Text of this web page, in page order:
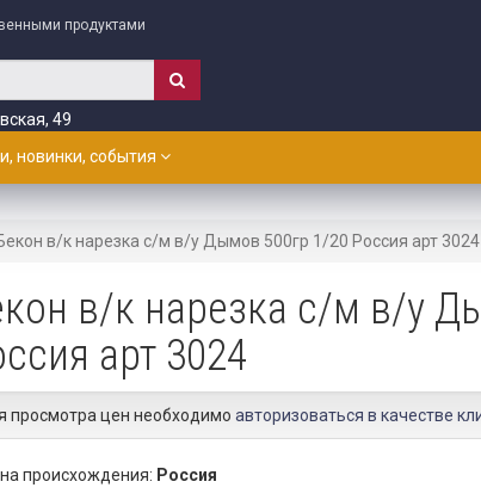
продуктами
49
новинки, события
в/к нарезка с/м в/у Дымов 500гр 1/20 Россия арт 3024
в/к нарезка с/м в/у
арт 3024
просмотра цен необходимо авторизоваться в качестве
происхождения: Россия